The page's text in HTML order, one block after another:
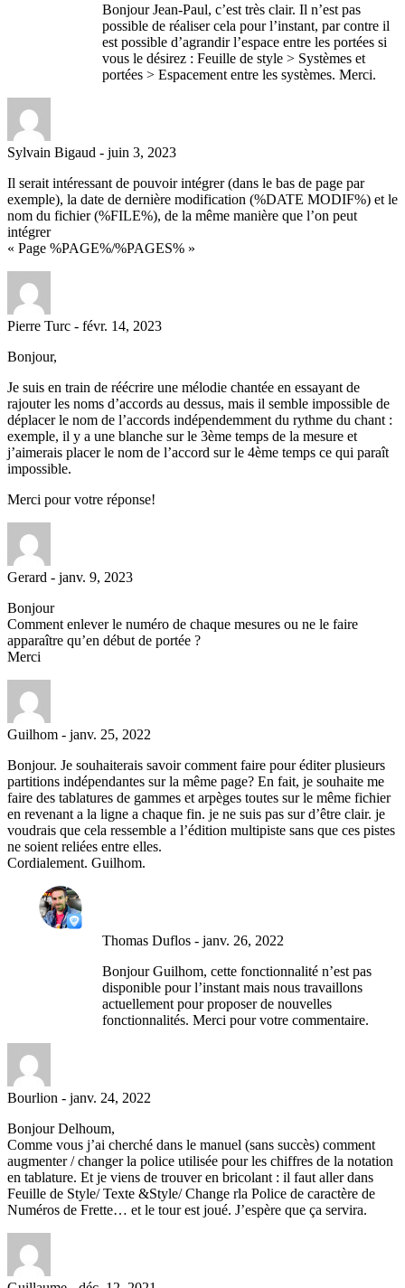
Bonjour Jean-Paul, c’est très clair. Il n’est pas
possible de réaliser cela pour l’instant, par contre il
est possible d’agrandir l’espace entre les portées si
vous le désirez : Feuille de style > Systèmes et
portées > Espacement entre les systèmes. Merci.
Sylvain Bigaud - juin 3, 2023
Il serait intéressant de pouvoir intégrer (dans le bas de page par
exemple), la date de dernière modification (%DATE MODIF%) et le
nom du fichier (%FILE%), de la même manière que l’on peut
intégrer
« Page %PAGE%/%PAGES% »
Pierre Turc - févr. 14, 2023
Bonjour,
Je suis en train de réécrire une mélodie chantée en essayant de
rajouter les noms d’accords au dessus, mais il semble impossible de
déplacer le nom de l’accords indépendemment du rythme du chant :
exemple, il y a une blanche sur le 3ème temps de la mesure et
j’aimerais placer le nom de l’accord sur le 4ème temps ce qui paraît
impossible.
Merci pour votre réponse!
Gerard - janv. 9, 2023
Bonjour
Comment enlever le numéro de chaque mesures ou ne le faire
apparaître qu’en début de portée ?
Merci
Guilhom - janv. 25, 2022
Bonjour. Je souhaiterais savoir comment faire pour éditer plusieurs
partitions indépendantes sur la même page? En fait, je souhaite me
faire des tablatures de gammes et arpèges toutes sur le même fichier
en revenant a la ligne a chaque fin. je ne suis pas sur d’être clair. je
voudrais que cela ressemble a l’édition multipiste sans que ces pistes
ne soient reliées entre elles.
Cordialement. Guilhom.
Thomas Duflos - janv. 26, 2022
Bonjour Guilhom, cette fonctionnalité n’est pas
disponible pour l’instant mais nous travaillons
actuellement pour proposer de nouvelles
fonctionnalités. Merci pour votre commentaire.
Bourlion - janv. 24, 2022
Bonjour Delhoum,
Comme vous j’ai cherché dans le manuel (sans succès) comment
augmenter / changer la police utilisée pour les chiffres de la notation
en tablature. Et je viens de trouver en bricolant : il faut aller dans
Feuille de Style/ Texte &Style/ Change rla Police de caractère de
Numéros de Frette… et le tour est joué. J’espère que ça servira.